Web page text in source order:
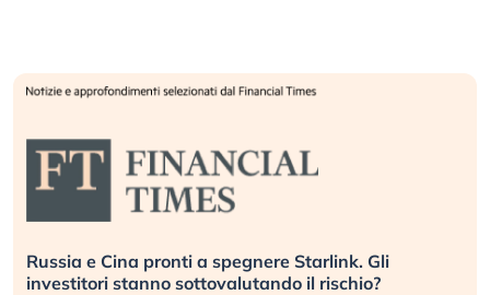
Russia e Cina pronti a spegnere Starlink. Gli
investitori stanno sottovalutando il rischio?